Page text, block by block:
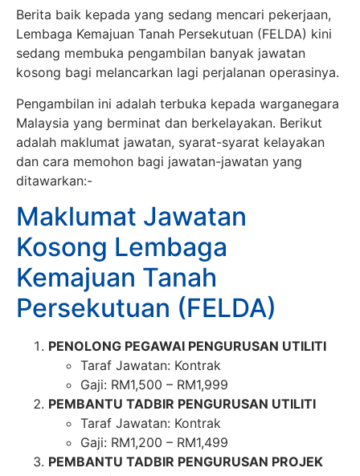
Berita baik kepada yang sedang mencari pekerjaan,
Lembaga Kemajuan Tanah Persekutuan (FELDA) kini
sedang membuka pengambilan banyak jawatan
kosong bagi melancarkan lagi perjalanan operasinya.
Pengambilan ini adalah terbuka kepada warganegara
Malaysia yang berminat dan berkelayakan. Berikut
adalah maklumat jawatan, syarat-syarat kelayakan
dan cara memohon bagi jawatan-jawatan yang
ditawarkan:-
Maklumat Jawatan
Kosong Lembaga
Kemajuan Tanah
Persekutuan (FELDA)
PENOLONG PEGAWAI PENGURUSAN UTILITI
Taraf Jawatan: Kontrak
Gaji: RM1,500 – RM1,999
PEMBANTU TADBIR PENGURUSAN UTILITI
Taraf Jawatan: Kontrak
Gaji: RM1,200 – RM1,499
PEMBANTU TADBIR PENGURUSAN PROJEK